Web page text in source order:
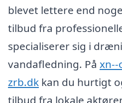
blevet lettere end
tilbud fra
specialiserer sig i
vandafledning. På xn--
zrb.dk kan du hurtigt
tilbud fra lokale